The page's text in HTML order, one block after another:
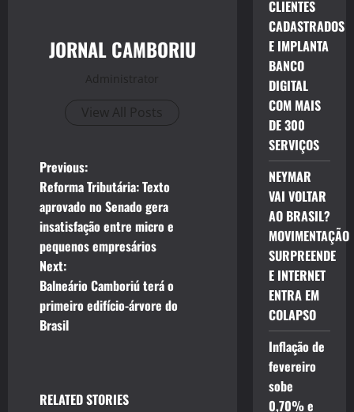
JORNAL CAMBORIU
Administrator
View All Posts
P
o
s
t
n
a
Previous:
Reforma Tributária: Texto
aprovado no Senado gera
insatisfação entre micro e
pequenos empresários
Next:
Balneário Camboriú terá o
primeiro edifício-árvore do
Brasil
RELATED STORIES
CLIENTES
CADASTRADOS
E IMPLANTA
BANCO
DIGITAL
COM MAIS
DE 300
SERVIÇOS
NEYMAR
VAI VOLTAR
AO BRASIL?
MOVIMENTAÇÃO
SURPREENDE
E INTERNET
ENTRA EM
COLAPSO
Inflação de
fevereiro
sobe
0,70% e